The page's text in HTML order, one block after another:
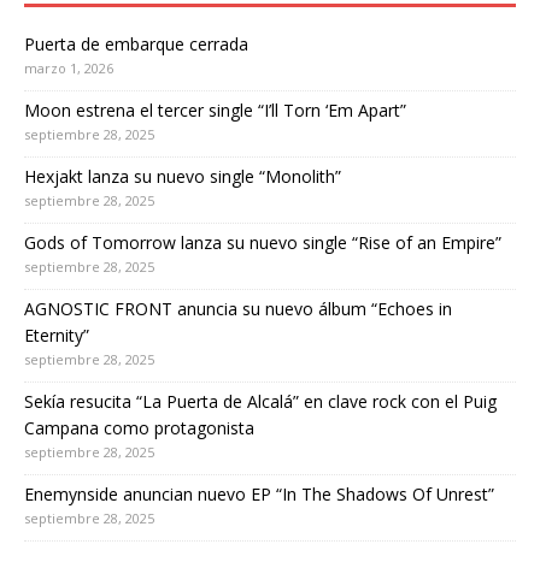
Puerta de embarque cerrada
marzo 1, 2026
Moon estrena el tercer single “I’ll Torn ‘Em Apart”
septiembre 28, 2025
Hexjakt lanza su nuevo single “Monolith”
septiembre 28, 2025
Gods of Tomorrow lanza su nuevo single “Rise of an Empire”
septiembre 28, 2025
AGNOSTIC FRONT anuncia su nuevo álbum “Echoes in
Eternity”
septiembre 28, 2025
Sekía resucita “La Puerta de Alcalá” en clave rock con el Puig
Campana como protagonista
septiembre 28, 2025
Enemynside anuncian nuevo EP “In The Shadows Of Unrest”
septiembre 28, 2025